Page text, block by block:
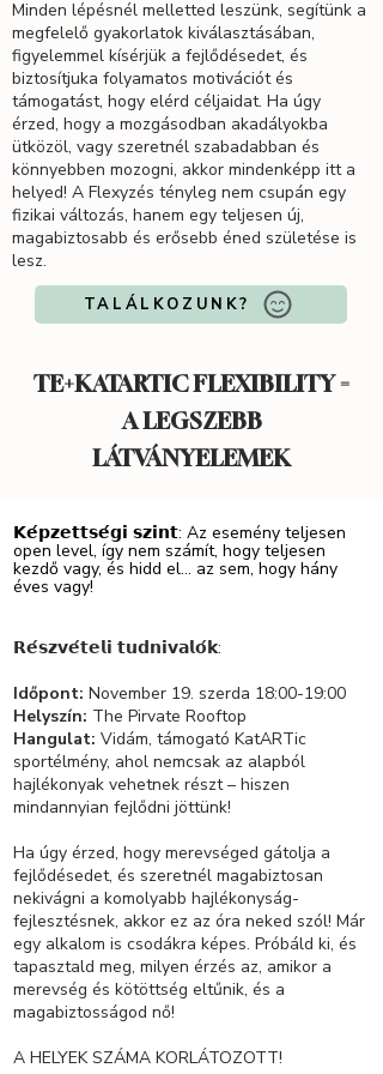
Minden lépésnél melletted leszünk, segítünk a
megfelelő gyakorlatok kiválasztásában,
figyelemmel kísérjük a fejlődésedet, és
biztosítjuka folyamatos motivációt és
támogatást, hogy elérd céljaidat. Ha úgy
érzed, hogy a mozgásodban akadályokba
ütközöl, vagy szeretnél szabadabban és
könnyebben mozogni, akkor mindenképp itt a
helyed! A Flexyzés tényleg nem csupán egy
fizikai változás, hanem egy teljesen új,
magabiztosabb és erősebb éned születése is
lesz.
TALÁLKOZUNK?
TE+KATARTIC FLEXIBILITY =
A LEGSZEBB
LÁTVÁNYELEMEK
𝗞𝗲́𝗽𝘇𝗲𝘁𝘁𝘀𝗲́𝗴𝗶 𝘀𝘇𝗶𝗻𝘁: Az esemény teljesen
open level, így nem számít, hogy teljesen
kezdő vagy, és hidd el... az sem, hogy hány
éves vagy!
𝗥𝗲́𝘀𝘇𝘃𝗲́𝘁𝗲𝗹𝗶 𝘁𝘂𝗱𝗻𝗶𝘃𝗮𝗹𝗼́𝗸:
Időpont: November 19. szerda 18:00-19:00
Helyszín: The Pirvate Rooftop
Hangulat: Vidám, támogató KatARTic
sportélmény, ahol nemcsak az alapból
hajlékonyak vehetnek részt – hiszen
mindannyian fejlődni jöttünk!
Ha úgy érzed, hogy merevséged gátolja a
fejlődésedet, és szeretnél magabiztosan
nekivágni a komolyabb hajlékonyság-
fejlesztésnek, akkor ez az óra neked szól! Már
egy alkalom is csodákra képes. Próbáld ki, és
tapasztald meg, milyen érzés az, amikor a
merevség és kötöttség eltűnik, és a
magabiztosságod nő!
A HELYEK SZÁMA KORLÁTOZOTT!